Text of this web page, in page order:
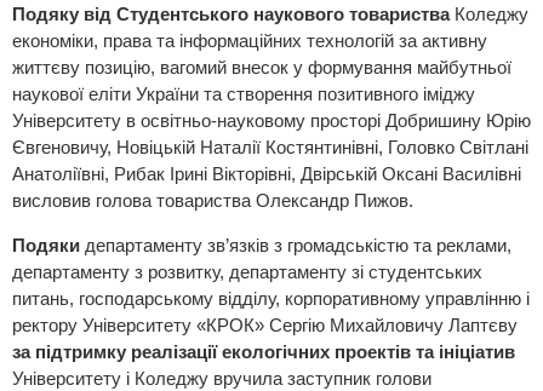
Подяку від Студентського наукового товаристваКоледжу
економіки, права та інформаційних технологій за активну
життєву позицію, вагомий внесок у формування майбутньої
наукової еліти України та створення позитивного іміджу
Університету в освітньо-науковому просторі Добришину Юрію
Євгеновичу, Новіцькій Наталії Костянтинівні, Головко Світлані
Анатоліївні, Рибак Ірині Вікторівні, Двірській Оксані Василівні
висловив голова товариства Олександр Пижов.
Подяки департаменту зв’язків з громадськістю та реклами,
департаменту з розвитку, департаменту зі студентських
питань, господарському відділу, корпоративному управлінню і
ректору Університету «КРОК» Сергію Михайловичу Лаптєву
за підтримку реалізації екологічних проектів та ініціатив
Університету і Коледжу вручила заступник голови